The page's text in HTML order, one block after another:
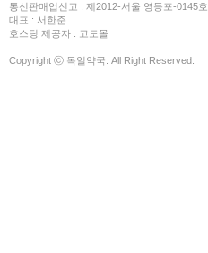
통신판매업신고 : 제2012-서울 영등포-0145호
대표 : 서한준
호스팅 제공자 : 고도몰
Copyright ⓒ 독일약국. All Right Reserved.